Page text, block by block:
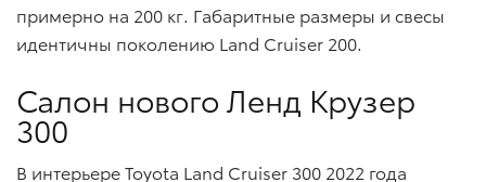
примерно на 200 кг. Габаритные размеры и свесы
идентичны поколению Land Cruiser 200.
Салон нового Ленд Крузер
300
В интерьере Toyota Land Cruiser 300 2022 года